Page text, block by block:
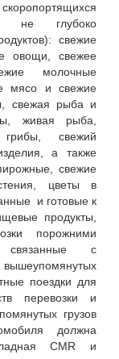
не глубоко
свежие
овощи, свежее
молочные
мясо и свежие
свежая рыба и
живая рыба,
свежий
а также
свежие
цветы в
и готовые к
продукты,
порожними
связанные с
поездки для
перевозки и
грузов
должна
CMR и